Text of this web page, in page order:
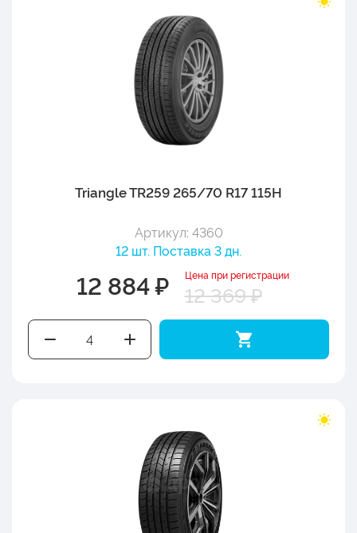
Triangle TR259 265/70 R17 115H
Артикул: 4360
12 шт. Поставка 3 дн.
12 884 ₽ Цена при регистрации
12 369 ₽